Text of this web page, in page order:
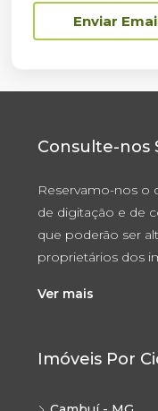
Enviar
Consulte-nos
Reservamo-nos o
de digitação e de
que poderão ser
proprietários dos
Ver mais
Imóveis Por